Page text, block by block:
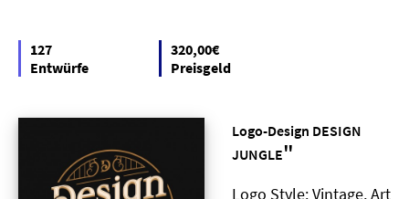
127
Entwürfe
320,00€
Preisgeld
Logo-Design DESIGN
JUNGLE"
Logo Style: Vintage, Art